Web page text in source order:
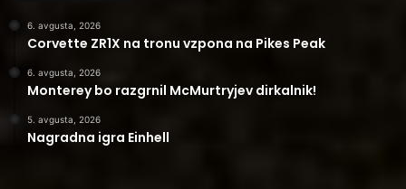
6. avgusta, 2026
Corvette ZR1X na tronu vzpona na Pikes Peak
6. avgusta, 2026
Monterey bo razgrnil McMurtryjev dirkalnik!
5. avgusta, 2026
Nagradna igra Einhell